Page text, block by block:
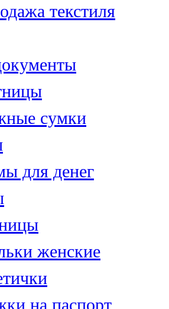
текстиля
сумки
для денег
женские
на паспорт